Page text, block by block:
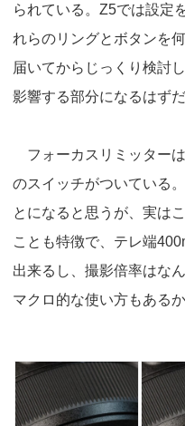
られている。Z5では設定
れらのリングとボタンを
届いてからじっくり検討
影響する部分になるはずだ
フォーカスリミッター
のスイッチがついている
とになると思うが、実は
ことも特徴で、テレ端
出来るし、撮影倍率はな
マクロ的な使い方もある